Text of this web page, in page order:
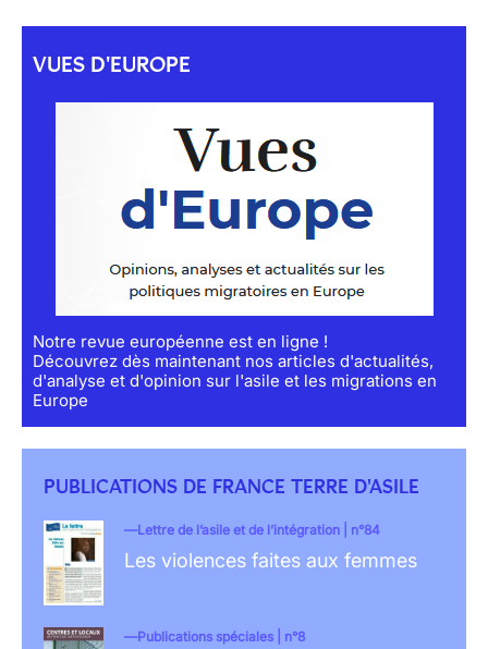
VUES D'EUROPE
Notre revue européenne est en ligne !
Découvrez dès maintenant nos articles d'actualités,
d'analyse et d'opinion sur l'asile et les migrations en
Europe
PUBLICATIONS DE FRANCE TERRE D'ASILE
Lettre de l’asile et de l’intégration | n°84
Les violences faites aux femmes
Publications spéciales | n°8